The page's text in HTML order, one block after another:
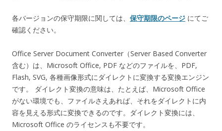
各バージョンの保守期限に関しては、 保守期限のページ にてご
確認ください。
Office Server Document Converter（Server Based Converter
含む）は、Microsoft Office, PDF などのファイルを、PDF,
Flash, SVG, 各種画像形式にダイレクトに変換する変換エンジン
です。 ダイレクト変換の意味は、たとえば、Microsoft Office
がない環境でも、ファイルさえあれば、それをダイレクトに内
容を見える形式に変換できるのです。ダイレクト変換には、
Microsoft Office のライセンスも不要です。